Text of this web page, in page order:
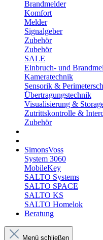
Brandmelder
Komfort
Melder
Signalgeber
Zubehör
Zubehör
SALE
Einbruch- und
Kameratechnik
Sensorik &
Übertragungstechnik
Visualisierung &
Zutrittskontrolle &
Zubehör
SimonsVoss
System 3060
MobileKey
SALTO Systems
SALTO SPACE
SALTO KS
SALTO Homelok
Beratung
Menü schließen